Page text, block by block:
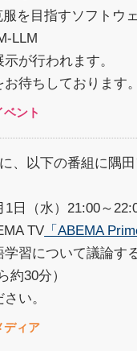
服を目指すソフトウ
LLM
が行われます。
待ちしております。
ベント
、以下の番組に隅
1日（水）21:00～
TV 「ABEMA
習について議論す
約30分）
い。
ディア